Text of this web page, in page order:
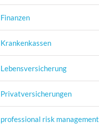
Finanzen
Krankenkassen
Lebensversicherung
Privatversicherungen
professional risk management